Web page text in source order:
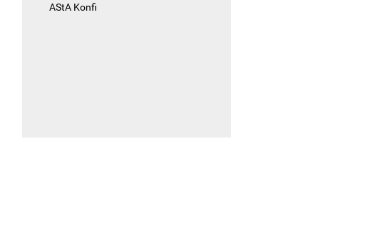
AStA Konfi